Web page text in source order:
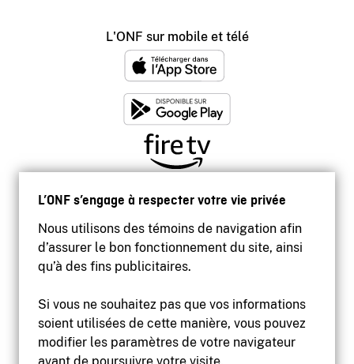
L’ONF s’engage à respecter votre vie privée
Nous utilisons des témoins de navigation afin
d’assurer le bon fonctionnement du site, ainsi
qu’à des fins publicitaires.
Si vous ne souhaitez pas que vos informations
soient utilisées de cette manière, vous pouvez
modifier les paramètres de votre navigateur
L'ONF sur mobile et télé
Accessibilité